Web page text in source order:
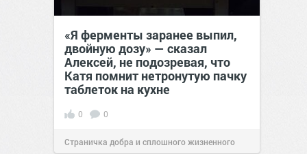
«Я ферменты заранее выпил,
двойную дозу» — сказал
Алексей, не подозревая, что
Катя помнит нетронутую пачку
таблеток на кухне
0 0
Страничка добра и сплошного жизненного